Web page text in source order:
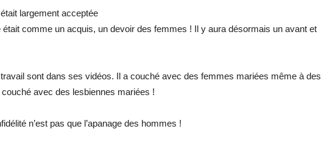
était largement acceptée
était comme un acquis, un devoir des femmes ! Il y aura désormais un avant et
sont dans ses vidéos. Il a couché avec des femmes mariées même à des
avec des lesbiennes mariées !
n’est pas que l’apanage des hommes !